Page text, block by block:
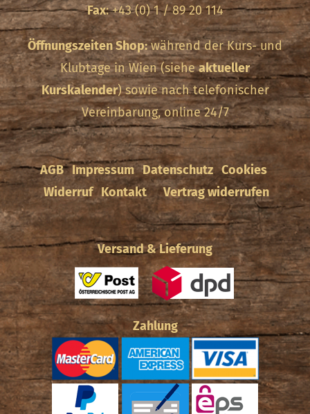
Fax: +43 (0) 1 / 89 20 114
Öffnungszeiten Shop:während der Kurs- und
Klubtage in Wien (sieheaktueller
Kurskalender) sowie nach telefonischer
Vereinbarung, online 24/7
AGB Impressum Datenschutz Cookies
Widerruf Kontakt Vertrag widerrufen
Versand & Lieferung
Zahlung